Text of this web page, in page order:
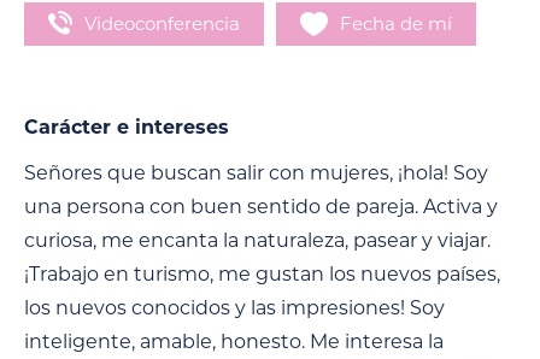
Videoconferencia Fecha de mí
Carácter e intereses
Señores que buscan salir con mujeres, ¡hola! Soy
una persona con buen sentido de pareja. Activa y
curiosa, me encanta la naturaleza, pasear y viajar.
¡Trabajo en turismo, me gustan los nuevos países,
los nuevos conocidos y las impresiones! Soy
inteligente, amable, honesto. Me interesa la